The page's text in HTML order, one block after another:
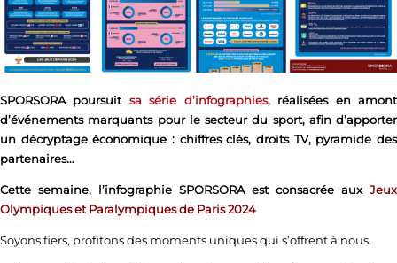
SPORSORA poursuit sa série d’infographies, réalisées en amont
d’événements marquants pour le secteur du sport, afin d’apporter
un décryptage économique : chiffres clés, droits TV, pyramide des
partenaires…
Cette semaine, l’infographie SPORSORA est consacrée aux Jeux
Olympiques et Paralympiques de Paris 2024
Soyons fiers, profitons des moments uniques qui s’offrent à nous.